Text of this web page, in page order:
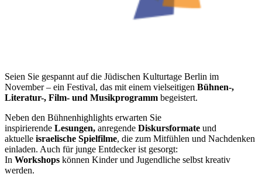
Seien Sie gespannt auf die Jüdischen Kulturtage Berlin im
November – ein Festival, das mit einem vielseitigen Bühnen-,
Literatur-, Film- und Musikprogramm begeistert.
Neben den Bühnenhighlights erwarten Sie
inspirierende Lesungen, anregende Diskursformate und
aktuelle israelische Spielfilme, die zum Mitfühlen und Nachdenken
einladen. Auch für junge Entdecker ist gesorgt:
In Workshops können Kinder und Jugendliche selbst kreativ
werden.